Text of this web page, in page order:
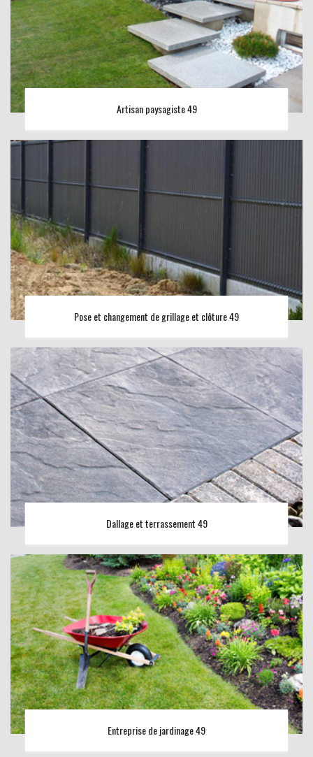
Artisan paysagiste 49
Pose et changement de grillage et clôture 49
Dallage et terrassement 49
Entreprise de jardinage 49